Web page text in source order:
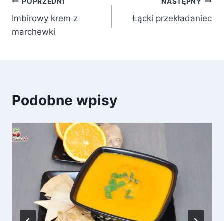
Nawigacja
wpisu
Imbirowy krem z
marchewki
Łącki przekładaniec
Podobne wpisy